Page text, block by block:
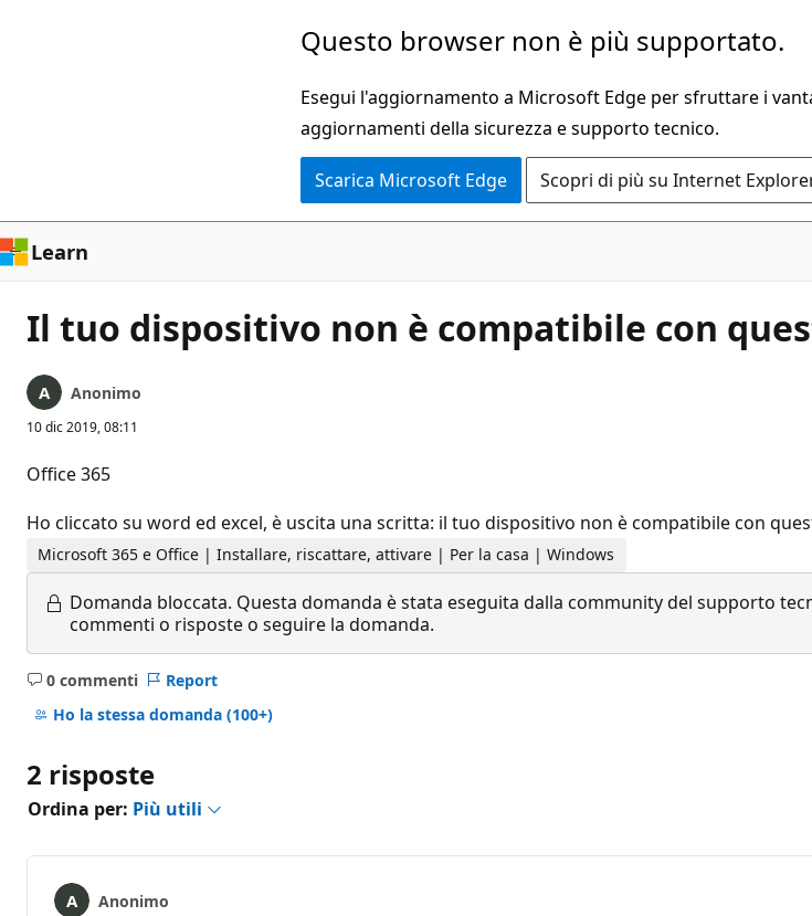
Questo browser non è più supportato.
Esegui l'aggiornamento a Microsoft Edge per sfruttare i
aggiornamenti della sicurezza e supporto tecnico.
Scarica Microsoft Edge Scopri di più su Internet
Learn
Il tuo dispositivo non è compatibile con
Anonimo
10 dic 2019, 08:11
Office 365
Ho cliccato su word ed excel, è uscita una scritta: il tuo dispositivo non è compatibile con
Microsoft 365 e Office | Installare, riscattare, attivare | Per la casa | Windows
Domanda bloccata. Questa domanda è stata eseguita dalla community del supporto
commenti o risposte o seguire la domanda.
0 commenti
Nessun
commento
Report
Ho la stessa domanda (100+)
2 risposte
Ordina per: Più utili
Anonimo